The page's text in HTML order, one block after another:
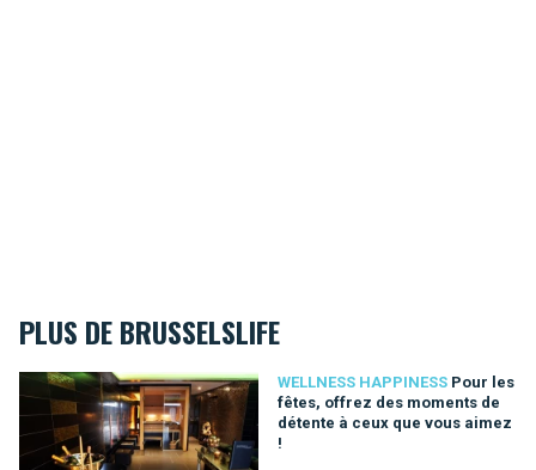
PLUS DE BRUSSELSLIFE
WELLNESS HAPPINESS Pour les
fêtes, offrez des moments de
détente à ceux que vous aimez
!
Pour les fêtes, offrez des moments de détente à ceux que